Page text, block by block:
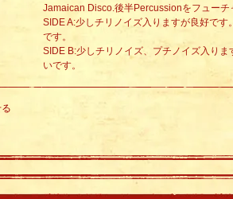
Jamaican Disco.後半Percussionをフュー
SIDE A:少しチリノイズ入りますが良好で
です。
SIDE B:少しチリノイズ、プチノイズ入り
いです。